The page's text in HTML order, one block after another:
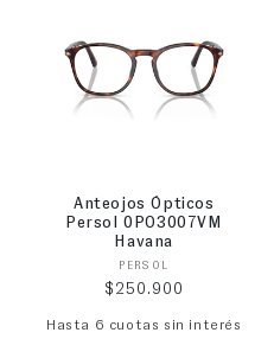
Anteojos Ópticos
Persol 0PO3007VM
Havana
Proveedor:
PERSOL
Precio habitual
$250.900
Hasta 6 cuotas sin interés